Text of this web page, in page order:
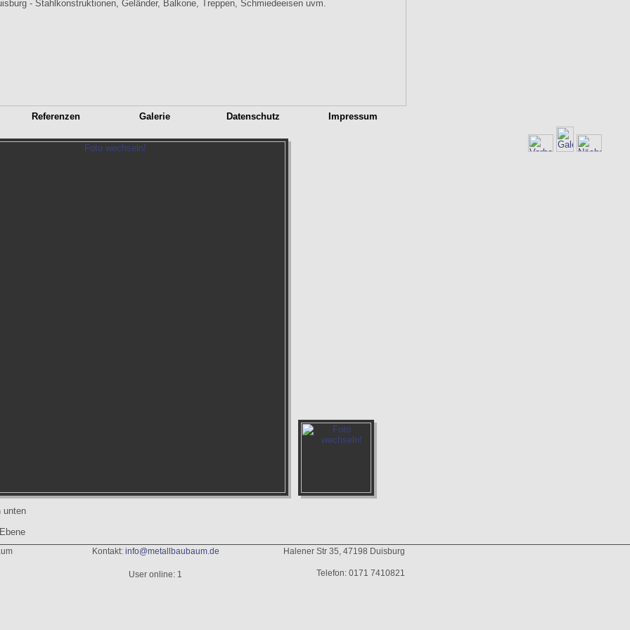
unten
Kontakt: info@metallbaubaum.de Halener Str 35, 47198 Duisburg
User online: 1 Telefon: 0171 7410821
Referenzen Galerie Datenschutz Impressum